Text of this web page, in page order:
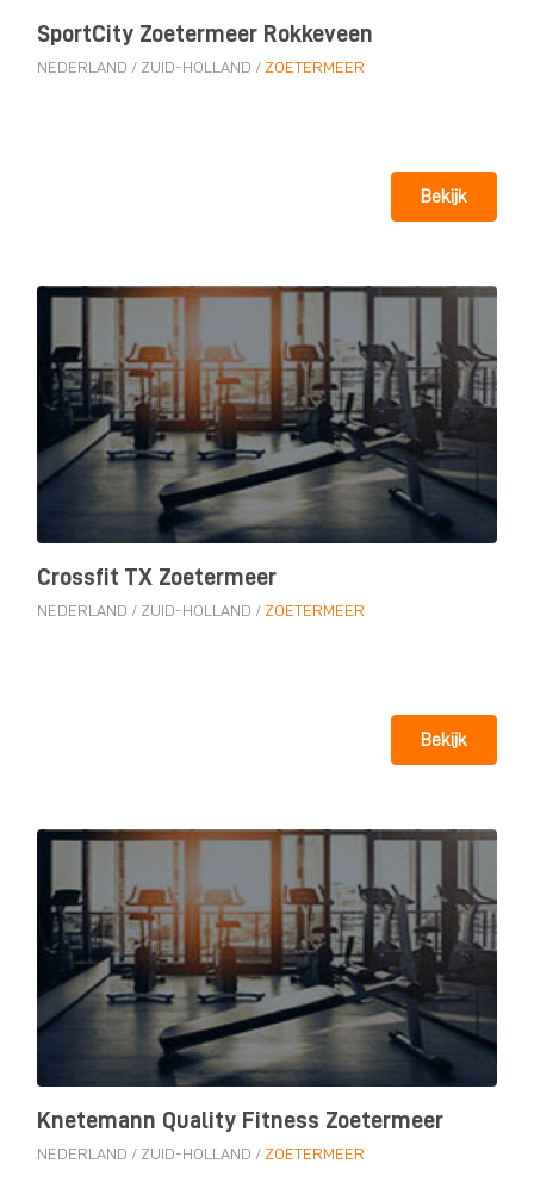
SportCity Zoetermeer Rokkeveen
NEDERLAND / ZUID-HOLLAND / ZOETERMEER
Bekijk
Crossfit TX Zoetermeer
NEDERLAND / ZUID-HOLLAND / ZOETERMEER
Bekijk
Knetemann Quality Fitness Zoetermeer
NEDERLAND / ZUID-HOLLAND / ZOETERMEER